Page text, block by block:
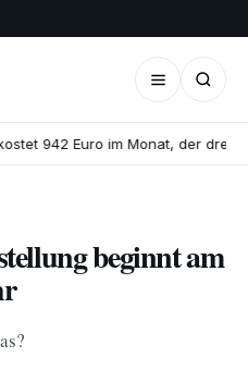
942 Euro im Monat, der
beginnt am